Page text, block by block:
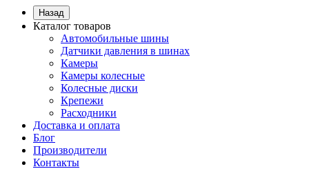
Назад
Каталог товаров
Автомобильные шины
Датчики давления в шинах
Камеры
Камеры колесные
Колесные диски
Крепежи
Расходники
Доставка и оплата
Блог
Производители
Контакты